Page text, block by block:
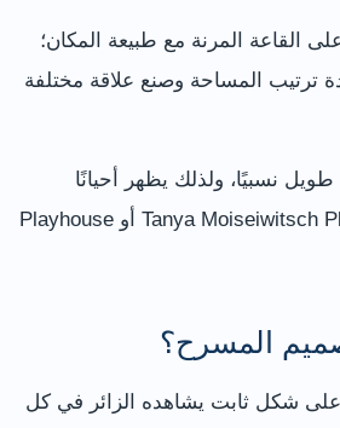
القاعة المرنة مع طبيعة المكان؛
ترتيب المساحة وصنع علاقة مختلفة
نسبيًا، ولذلك يظهر أحيانًا
مختصرًا إلى Tanya Moiseiwitsch Playhouse أو Playhouse
المسرح؟
على شكل ثابت يشاهده الزائر في كل